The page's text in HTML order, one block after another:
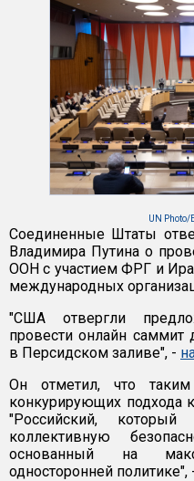
UN Photo/
Соединенные Штаты
Владимира Путина о
ООН с участием ФРГ и
международных
"США отвергли
провести онлайн саммит
в Персидском заливе", -
Он отметил, что
конкурирующих подхода
"Российский,
коллективную
основанный на
односторонней политике",